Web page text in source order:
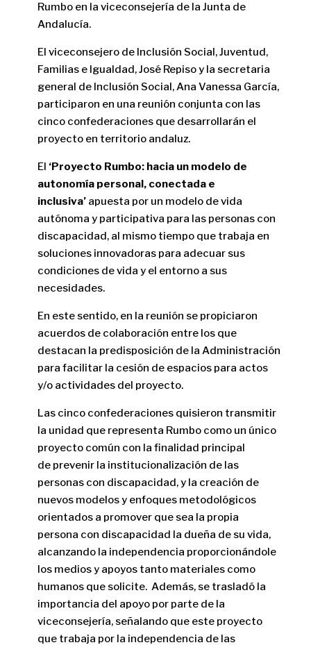
Rumbo en la viceconsejería de la Junta de
Andalucía.
El viceconsejero de Inclusión Social, Juventud,
Familias e Igualdad, José Repiso y la secretaria
general de Inclusión Social, Ana Vanessa García,
participaron en una reunión conjunta con las
cinco confederaciones que desarrollarán el
proyecto en territorio andaluz.
El ‘Proyecto Rumbo: hacia un modelo de
autonomía personal, conectada e
inclusiva’apuesta por un modelo de vida
autónoma y participativa para las personas con
discapacidad, al mismo tiempo que trabaja en
soluciones innovadoras para adecuar sus
condiciones de vida y el entorno a sus
necesidades.
En este sentido, en la reunión se propiciaron
acuerdos de colaboración entre los que
destacan la predisposición de la Administración
para facilitar la cesión de espacios para actos
y/o actividades del proyecto.
Las cinco confederaciones quisieron transmitir
la unidad que representa Rumbo como un único
proyecto común con la finalidad principal
de prevenir la institucionalización de las
personas con discapacidad, y la creación de
nuevos modelos y enfoques metodológicos
orientados a promover que sea la propia
persona con discapacidad la dueña de su vida,
alcanzando la independencia proporcionándole
los medios y apoyos tanto materiales como
humanos que solicite. Además, se trasladó la
importancia del apoyo por parte de la
viceconsejería, señalando que este proyecto
que trabaja por la independencia de las